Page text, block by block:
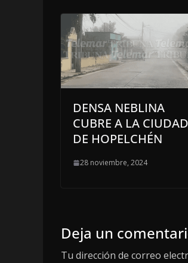
DENSA NEBLINA
CUBRE A LA CIUDAD
DE HOPELCHÉN
28 noviembre, 2024
Deja un
Tu dirección de correo